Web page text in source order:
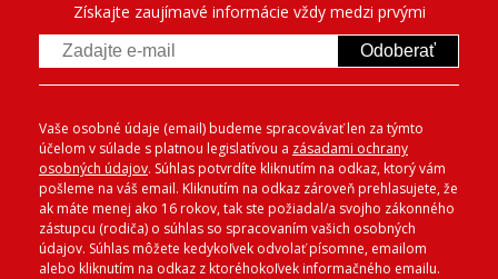
Získajte zaujímavé informácie vždy medzi prvými
Odoberať
Vaše osobné údaje (email) budeme spracovávať len za týmto
účelom v súlade s platnou legislatívou a zásadami ochrany
osobných údajov. Súhlas potvrdíte kliknutím na odkaz, ktorý vám
pošleme na váš email. Kliknutím na odkaz zároveň prehlasujete, že
ak máte menej ako 16 rokov, tak ste požiadal/a svojho zákonného
zástupcu (rodiča) o súhlas so spracovaním vašich osobných
údajov. Súhlas môžete kedykoľvek odvolať písomne, emailom
alebo kliknutím na odkaz z ktoréhokoľvek informačného emailu.